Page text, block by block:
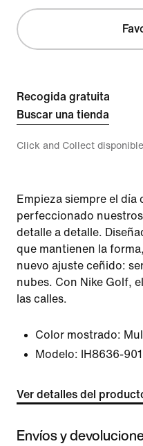
Recogida gratuita
Buscar una tienda
Click and Collect
Empieza siempre el día
perfeccionado
detalle a detalle.
que mantienen la
nuevo ajuste ceñido:
nubes. Con Nike Golf,
las calles.
Color mostrado:
Modelo:
IH8636-901
Ver detalles del
Envíos y